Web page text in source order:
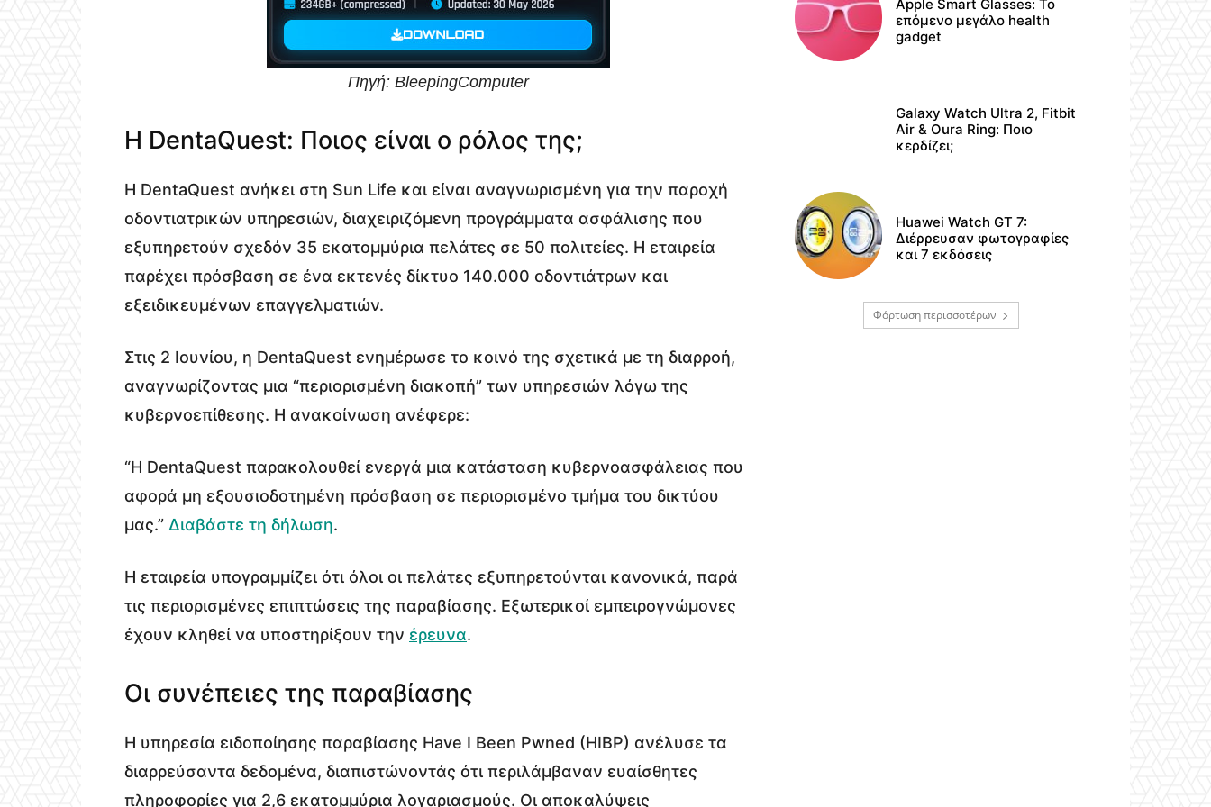
Πηγή: BleepingComputer
Η DentaQuest: Ποιος είναι ο ρόλος της;
Η DentaQuest ανήκει στη Sun Life και είναι αναγνωρισμένη για την παροχή
οδοντιατρικών υπηρεσιών, διαχειριζόμενη προγράμματα ασφάλισης που
εξυπηρετούν σχεδόν 35 εκατομμύρια πελάτες σε 50 πολιτείες. Η εταιρεία
παρέχει πρόσβαση σε ένα εκτενές δίκτυο 140.000 οδοντιάτρων και
εξειδικευμένων επαγγελματιών.
Στις 2 Ιουνίου, η DentaQuest ενημέρωσε το κοινό της σχετικά με τη διαρροή,
αναγνωρίζοντας μια “περιορισμένη διακοπή” των υπηρεσιών λόγω της
κυβερνοεπίθεσης. Η ανακοίνωση ανέφερε:
“Η DentaQuest παρακολουθεί ενεργά μια κατάσταση κυβερνοασφάλειας που
αφορά μη εξουσιοδοτημένη πρόσβαση σε περιορισμένο τμήμα του δικτύου
μας.” Διαβάστε τη δήλωση.
Η εταιρεία υπογραμμίζει ότι όλοι οι πελάτες εξυπηρετούνται κανονικά, παρά
τις περιορισμένες επιπτώσεις της παραβίασης. Εξωτερικοί εμπειρογνώμονες
έχουν κληθεί να υποστηρίξουν την έρευνα.
Οι συνέπειες της παραβίασης
Η υπηρεσία ειδοποίησης παραβίασης Have I Been Pwned (HIBP) ανέλυσε τα
διαρρεύσαντα δεδομένα, διαπιστώνοντάς ότι περιλάμβαναν ευαίσθητες
πληροφορίες για 2,6 εκατομμύρια λογαριασμούς. Οι αποκαλύψεις
Apple Smart Glasses: Το
επόμενο μεγάλο health
gadget
Galaxy Watch Ultra 2, Fitbit
Air & Oura Ring: Ποιο
κερδίζει;
Huawei Watch GT 7:
Διέρρευσαν φωτογραφίες
και 7 εκδόσεις
Φόρτωση περισσοτέρων